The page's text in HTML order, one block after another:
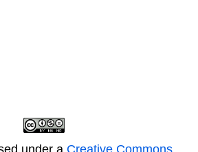
under a Creative Commons